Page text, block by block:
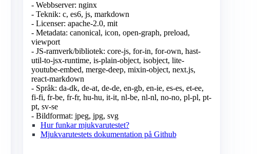
- Webbserver: nginx
- Teknik: c, es6, js, markdown
- Licenser: apache-2.0, mit
- Metadata: canonical, icon, open-graph, preload,
viewport
- JS-ramverk/bibliotek: core-js, for-in, for-own, hast-
util-to-jsx-runtime, is-plain-object, isobject, lite-
youtube-embed, merge-deep, mixin-object, next.js,
react-markdown
- Språk: da-dk, de-at, de-de, en-gb, en-ie, es-es, et-ee,
fi-fi, fr-be, fr-fr, hu-hu, it-it, nl-be, nl-nl, no-no, pl-pl, pt-
pt, sv-se
- Bildformat: jpeg, jpg, svg
Hur funkar mjukvarutestet?
Mjukvarutestets dokumentation på Github